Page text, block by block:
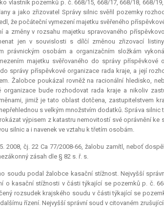
vlastník pozemků p. č. 668/15, 668/17, 668/18, 668/
a jako zřizovatel Správy silnic svěřil pozemky
že počáteční vymezení majetku svěřeného
a změny v rozsahu majetku spravovaného
jen v souvislosti s dílčí změnou zřizovací
právnickým osobám a organizačním složkám
majetku svěřovaného do správy
správy příspěvkové organizace rada kraje, a její
Žalobce poukázal rovněž na racionální hledisko,
organizace bude rozhodovat rada kraje a nikoliv
jimiž je tato oblast dotčena, zastupitelstvem
s velkým množstvím dodatků. Správa silnic
výpisem z katastru nemovitostí své oprávnění ke
silnic a i navenek ve vztahu k třetím osobám.
2008, čj. 22 Ca 77/2008-66, žalobu zamítl, neboť
zásah dle § 82 s. ř. s.
soudu podal žalobce kasační stížnost. Nejvyšší
o kasační stížnosti v části týkající se pozemků p. č.
rozsudek krajského soudu v části týkající se
řízení. Nejvyšší správní soud v citovaném